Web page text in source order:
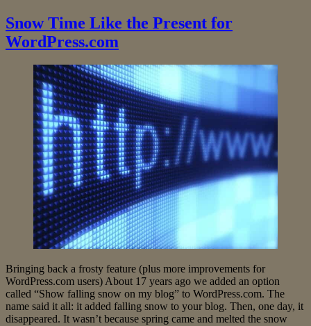
Snow Time Like the Present for
WordPress.com
Bringing back a frosty feature (plus more improvements for
WordPress.com users) About 17 years ago we added an option
called “Show falling snow on my blog” to WordPress.com. The
name said it all: it added falling snow to your blog. Then, one day, it
disappeared. It wasn’t because spring came and melted the snow